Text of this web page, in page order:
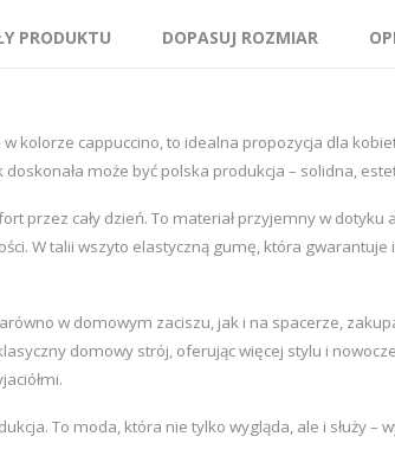
PRODUKTU DOPASUJ ROZMIAR
kolorze cappuccino, to idealna propozycja dla
doskonała może być polska produkcja – solidna,
przez cały dzień. To materiał przyjemny w
W talii wszyto elastyczną gumę, która
w domowym zaciszu, jak i na spacerze,
domowy strój, oferując więcej stylu i
To moda, która nie tylko wygląda, ale i służy –